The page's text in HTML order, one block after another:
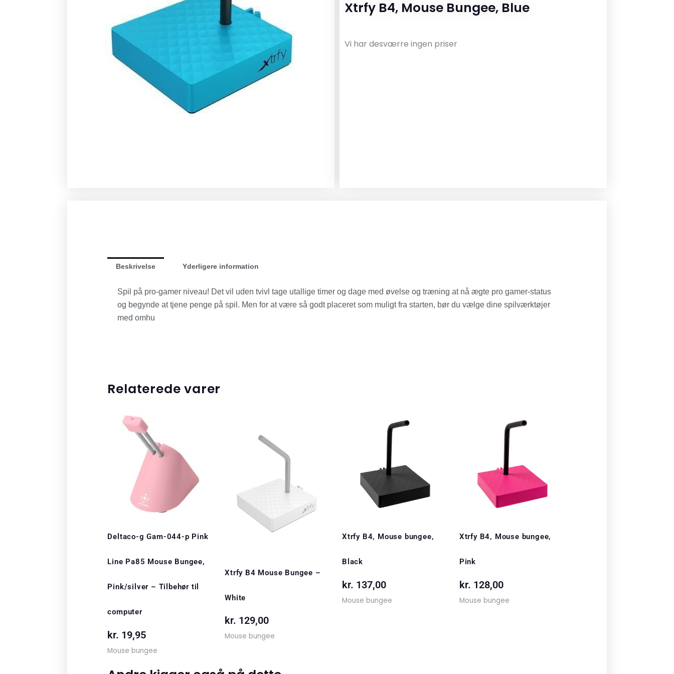
Xtrfy B4, Mouse Bungee, Blue
Vi har desværre ingen priser
Beskrivelse Yderligere information
Spil på pro-gamer niveau! Det vil uden tvivl tage utallige timer og dage med øvelse og træning at nå ægte pro gamer-status
og begynde at tjene penge på spil. Men for at være så godt placeret som muligt fra starten, bør du vælge dine spilværktøjer
med omhu
Relaterede varer
Deltaco-g Gam-044-p Pink
Line Pa85 Mouse Bungee,
Pink/silver – Tilbehør til
computer
kr. 19,95
Mouse bungee
Xtrfy B4 Mouse Bungee –
White
kr. 129,00
Mouse bungee
Xtrfy B4, Mouse bungee,
Black
kr. 137,00
Mouse bungee
Xtrfy B4, Mouse bungee,
Pink
kr. 128,00
Mouse bungee